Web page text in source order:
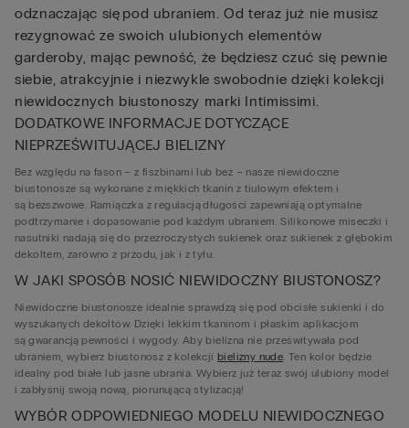
odznaczając się pod ubraniem. Od teraz już nie musisz
rezygnować ze swoich ulubionych elementów
garderoby, mając pewność, że będziesz czuć się pewnie
siebie, atrakcyjnie i niezwykle swobodnie dzięki kolekcji
niewidocznych biustonoszy marki Intimissimi.
DODATKOWE INFORMACJE DOTYCZĄCE
NIEPRZEŚWITUJĄCEJ BIELIZNY
Bez względu na fason – z fiszbinami lub bez – nasze niewidoczne
biustonosze są wykonane z miękkich tkanin z tiulowym efektem i
są bezszwowe. Ramiączka z regulacją długości zapewniają optymalne
podtrzymanie i dopasowanie pod każdym ubraniem. Silikonowe miseczki i
nasutniki nadają się do przezroczystych sukienek oraz sukienek z głębokim
dekoltem, zarówno z przodu, jak i z tyłu.
W JAKI SPOSÓB NOSIĆ NIEWIDOCZNY BIUSTONOSZ?
Niewidoczne biustonosze idealnie sprawdzą się pod obcisłe sukienki i do
wyszukanych dekoltów. Dzięki lekkim tkaninom i płaskim aplikacjom
są gwarancją pewności i wygody. Aby bielizna nie prześwitywała pod
ubraniem, wybierz biustonosz z kolekcji bielizny nude. Ten kolor będzie
idealny pod białe lub jasne ubrania. Wybierz już teraz swój ulubiony model
i zabłyśnij swoją nową, piorunującą stylizacją!
WYBÓR ODPOWIEDNIEGO MODELU NIEWIDOCZNEGO